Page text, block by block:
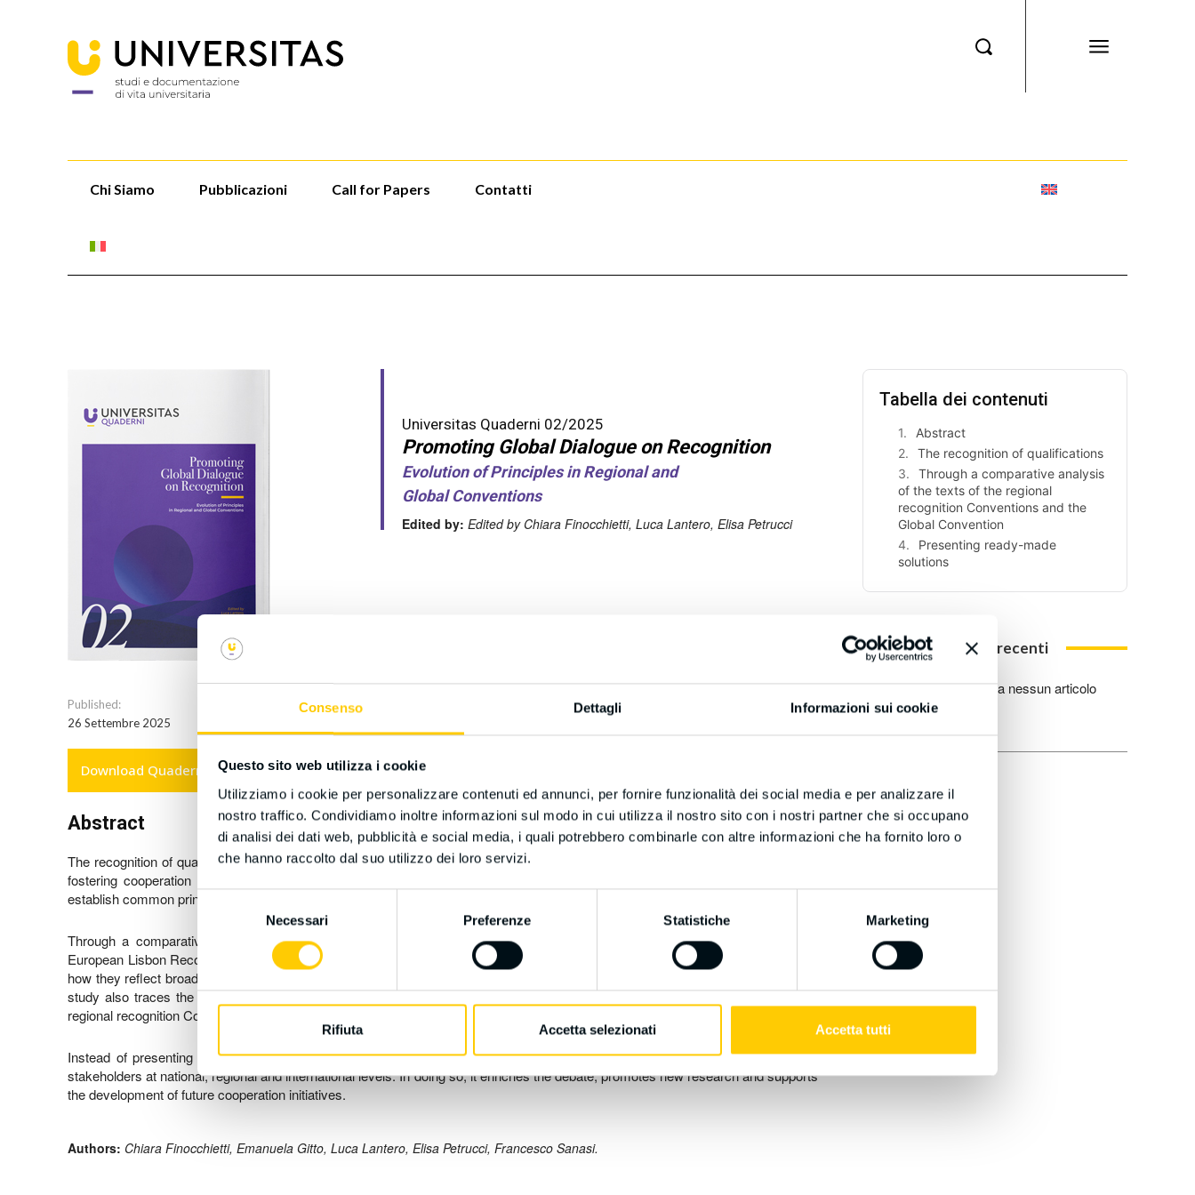
Consenso Dettagli Informazioni sui cookie
Questo sito web utilizza i cookie
Utilizziamo i cookie per personalizzare contenuti ed annunci, per fornire funzionalità dei social media e per analizzare il
nostro traffico. Condividiamo inoltre informazioni sul modo in cui utilizza il nostro sito con i nostri partner che si occupano
di analisi dei dati web, pubblicità e social media, i quali potrebbero combinarle con altre informazioni che ha fornito loro o
che hanno raccolto dal suo utilizzo dei loro servizi.
Selezione
consenso
Necessari Preferenze Statistiche Marketing
Rifiuta Accetta selezionati Accetta tutti
Chi Siamo Pubblicazioni Call for Papers Contatti
Universitas Quaderni 02/2025
Promoting Global Dialogue on Recognition
Evolution of Principles in Regional and
Global Conventions
Edited by: Edited by Chiara Finocchietti, Luca Lantero, Elisa Petrucci
Published:
26 Settembre 2025
Download Quaderni 02/2025
Abstract
The recognition of qualifications has become a cornerstone of internationalisation in higher education, shaping mobility flows and
fostering cooperation across regions. In this context, different Conventions – at regional and global level – were adopted to
establish common principles and mechanisms for fair and transparent recognition.
Through a comparative analysis of the texts of the regional recognition Conventions and the Global Convention, taking the
European Lisbon Recognition Convention as a key reference point, this volume examines the evolution of their key concepts and
how they reflect broader political and cultural developments in higher education, internationalisation, mobility, and recognition. The
study also traces the historical background, highlighting how specific mobility flows influenced the drafting and adoption of the
regional recognition Conventions.
Instead of presenting ready-made solutions, the study seeks to advance global dialogue on recognition by involving different
stakeholders at national, regional and international levels. In doing so, it enriches the debate, promotes new research and supports
the development of future cooperation initiatives.
Authors: Chiara Finocchietti, Emanuela Gitto, Luca Lantero, Elisa Petrucci, Francesco Sanasi.
Tabella dei contenuti
Abstract
The recognition of qualifications
Through a comparative analysis
of the texts of the regional
recognition Conventions and the
Global Convention
Presenting ready-made
solutions
Articoli recenti
Non è disponibile ancora nessun articolo
recente.